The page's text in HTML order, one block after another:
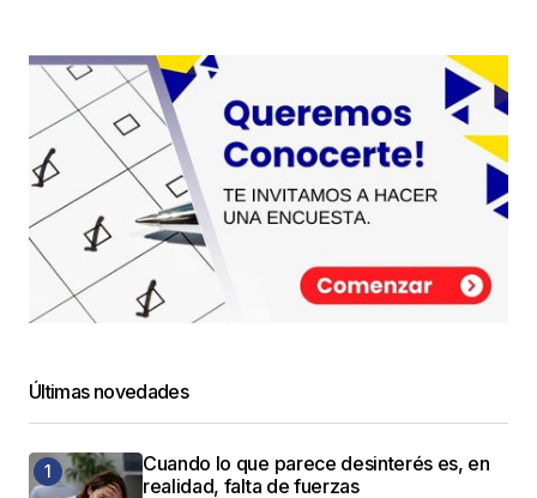
Últimas novedades
Cuando lo que parece desinterés es, en
realidad, falta de fuerzas